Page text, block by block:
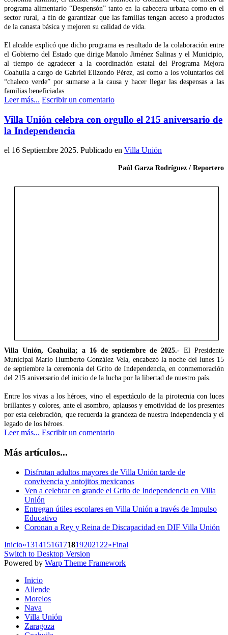
programa alimentario “Despensón” tanto en la cabecera urbana como en el
sector rural, a fin de garantizar que las familias tengan acceso a productos
de la canasta básica y mejoren su calidad de vida.
El alcalde explicó que dicho programa es resultado de la colaboración entre
el Gobierno del Estado que dirige Manolo Jiménez Salinas y el Municipio,
al tiempo de agradecer a la coordinación estatal del Programa Mejora
Coahuila a cargo de Gabriel Elizondo Pérez, así como a los voluntarios del
“chaleco verde” por sumarse a la causa y hacer llegar las despensas a las
familias beneficiadas.
Leer más... Escribir un comentario
Villa Unión celebra con orgullo el 215 aniversario de
la Independencia
el 16 Septiembre 2025. Publicado en Villa Unión
Paúl Garza Rodríguez / Reportero
Villa Unión, Coahuila; a 16 de septiembre de 2025.- El Presidente
Municipal Mario Humberto González Vela, encabezó la noche del lunes 15
de septiembre la ceremonia del Grito de Independencia, en conmemoración
del 215 aniversario del inicio de la lucha por la libertad de nuestro país.
Entre los vivas a los héroes, vino el espectáculo de la pirotecnia con luces
brillantes y colores, ante el asombro, aplausos y emotividad de los presentes
por esta celebración, que recuerda la grandeza de nuestra independencia y el
legado de los héroes.
Leer más... Escribir un comentario
Más artículos...
Disfrutan adultos mayores de Villa Unión tarde de
convivencia y antojitos mexicanos
Ven a celebrar en grande el Grito de Independencia en Villa
Unión
Entregan útiles escolares en Villa Unión a través de Impulso
Educativo
Coronan a Rey y Reina de Discapacidad en DIF Villa Unión
Inicio«131415161718192021 22»Final
Switch to Desktop Version
Powered by Warp Theme Framework
Inicio
Allende
Morelos
Nava
Villa Unión
Zaragoza